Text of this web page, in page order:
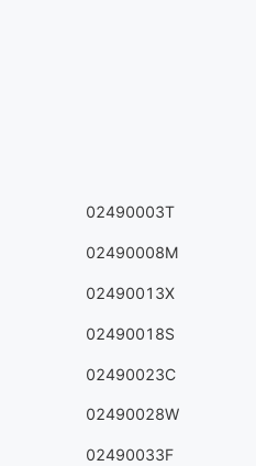
02490003T
02490008M
02490013X
02490018S
02490023C
02490028W
02490033F